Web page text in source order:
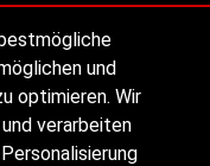
und
optimieren. Wir
verarbeiten